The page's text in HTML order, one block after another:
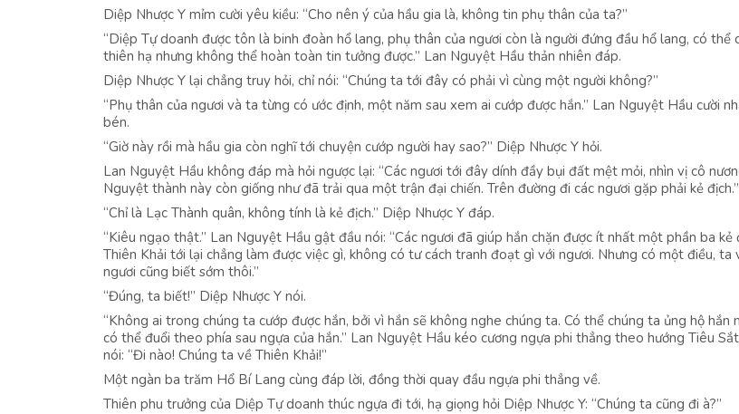
Diệp Nhược Y mỉm cười yêu kiều: “Cho nên ý của hầu gia là, không tin phụ thân của ta?”
“Diệp Tự doanh được tôn là binh đoàn hổ lang, phụ thân của ngươi còn là người đứng đầu hổ lang, có thể
thiên hạ nhưng không thể hoàn toàn tin tưởng được.” Lan Nguyệt Hầu thản nhiên đáp.
Diệp Nhược Y lại chẳng truy hỏi, chỉ nói: “Chúng ta tới đây có phải vì cùng một người không?”
“Phụ thân của ngươi và ta từng có ước định, một năm sau xem ai cướp được hắn.” Lan Nguyệt Hầu cười
bén.
“Giờ này rồi mà hầu gia còn nghĩ tới chuyện cướp người hay sao?” Diệp Nhược Y hỏi.
Lan Nguyệt Hầu không đáp mà hỏi ngược lại: “Các ngươi tới đây dính đầy bụi đất mệt mỏi, nhìn vị cô
Nguyệt thành này còn giống như đã trải qua một trận đại chiến. Trên đường đi các ngươi gặp phải kẻ địch.”
“Chỉ là Lạc Thành quân, không tính là kẻ địch.” Diệp Nhược Y đáp.
“Kiêu ngạo thật.” Lan Nguyệt Hầu gật đầu nói: “Các ngươi đã giúp hắn chặn được ít nhất một phần ba kẻ
Thiên Khải tới lại chẳng làm được việc gì, không có tư cách tranh đoạt gì với ngươi. Nhưng có một điều, ta
ngươi cũng biết sớm thôi.”
“Đúng, ta biết!” Diệp Nhược Y nói.
“Không ai trong chúng ta cướp được hắn, bởi vì hắn sẽ không nghe chúng ta. Có thể chúng ta ủng hộ hắn
có thể đuổi theo phía sau ngựa của hắn.” Lan Nguyệt Hầu kéo cương ngựa phi thẳng theo hướng Tiêu
nói: “Đi nào! Chúng ta về Thiên Khải!”
Một ngàn ba trăm Hổ Bí Lang cùng đáp lời, đồng thời quay đầu ngựa phi thẳng về.
Thiên phu trưởng của Diệp Tự doanh thúc ngựa đi tới, hạ giọng hỏi Diệp Nhược Y: “Chúng ta cũng đi à?”